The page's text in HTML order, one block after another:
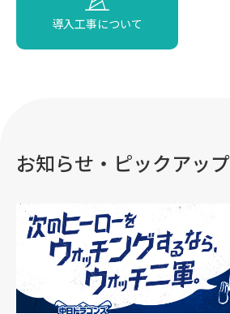
導入工事について
お知らせ・ピックアップ